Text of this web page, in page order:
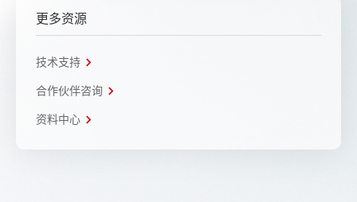
更多资源
技术支持
合作伙伴咨询
资料中心